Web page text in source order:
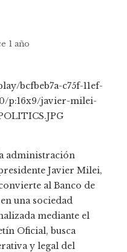
1 año
administración
Javier Milei,
al Banco de
una sociedad
mediante el
Oficial, busca
y legal del